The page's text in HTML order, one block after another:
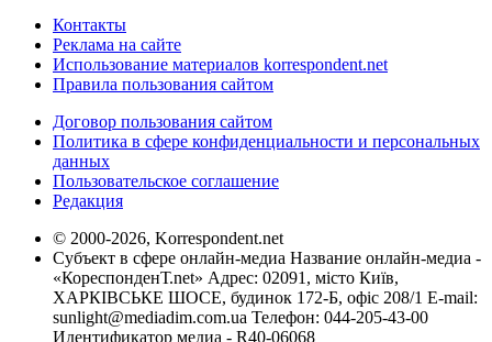
Контакты
Реклама на сайте
Использование материалов korrespondent.net
Правила пользования сайтом
Договор пользования сайтом
Политика в сфере конфиденциальности и персональных
данных
Пользовательское соглашение
Редакция
© 2000-2026, Korrespondent.net
Субъект в сфере онлайн-медиа Название онлайн-медиа -
«КореспонденТ.net» Адрес: 02091, місто Київ,
ХАРКІВСЬКЕ ШОСЕ, будинок 172-Б, офіс 208/1 E-mail:
sunlight@mediadim.com.ua Телефон: 044-205-43-00
Идентификатор медиа - R40-06068